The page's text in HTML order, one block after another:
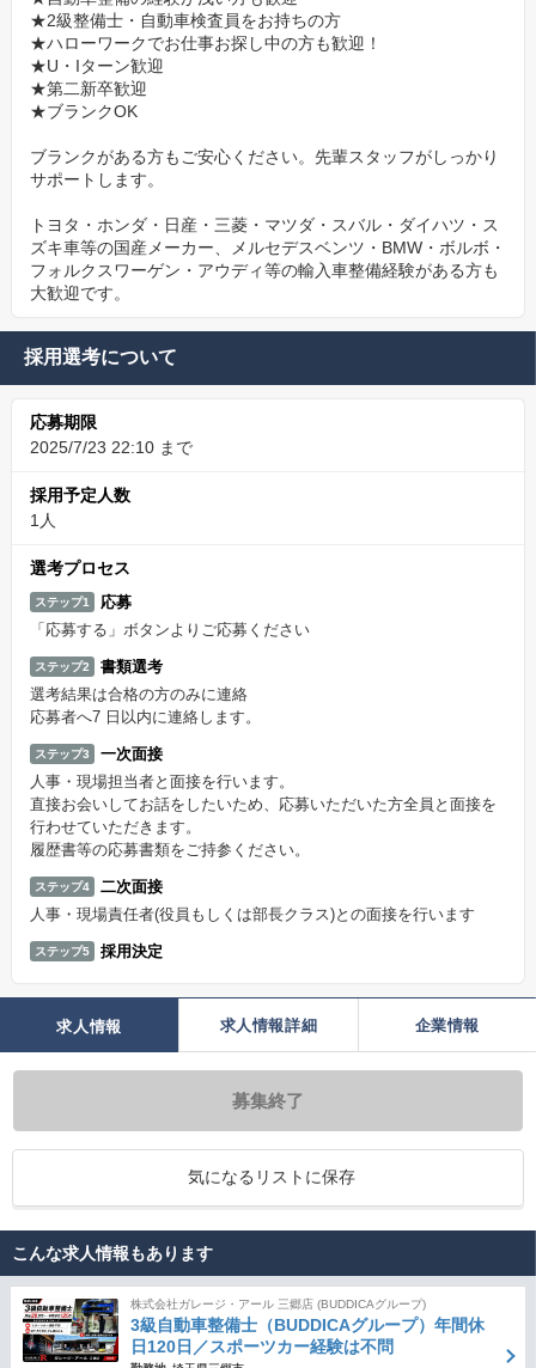
★2級整備士・自動車検査員をお持ちの方
★ハローワークでお仕事お探し中の方も歓迎！
★U・Iターン歓迎
★第二新卒歓迎
★ブランクOK
ブランクがある方もご安心ください。先輩スタッフがしっかり
サポートします。
トヨタ・ホンダ・日産・三菱・マツダ・スバル・ダイハツ・ス
ズキ車等の国産メーカー、メルセデスベンツ・BMW・ボルボ・
フォルクスワーゲン・アウディ等の輸入車整備経験がある方も
大歓迎です。
採用選考について
応募期限
2025/7/23 22:10 まで
採用予定人数
1人
選考プロセス
ステップ1
応募
「応募する」ボタンよりご応募ください
ステップ2
書類選考
選考結果は合格の方のみに連絡
応募者へ7 日以内に連絡します。
ステップ3
一次面接
人事・現場担当者と面接を行います。
直接お会いしてお話をしたいため、応募いただいた方全員と面接を
行わせていただきます。
履歴書等の応募書類をご持参ください。
ステップ4
二次面接
人事・現場責任者(役員もしくは部長クラス)との面接を行います
ステップ5 採用決定
求人情報 求人情報詳細 企業情報
募集終了
気になるリストに保存
こんな求人情報もあります
株式会社ガレージ・アール 三郷店 (BUDDICAグループ)
3級自動車整備士（BUDDICAグループ）年間休
日120日／スポーツカー経験は不問